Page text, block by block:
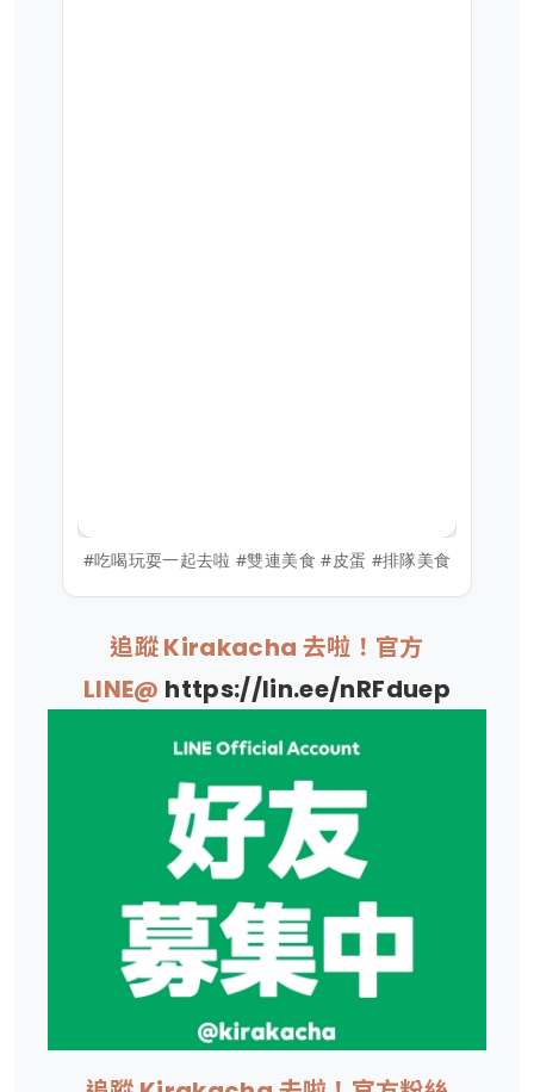
#吃喝玩耍一起去啦 #雙連美食 #皮蛋 #排隊美食
追蹤 Kirakacha 去啦！官方
LINE@ https://lin.ee/nRFduep